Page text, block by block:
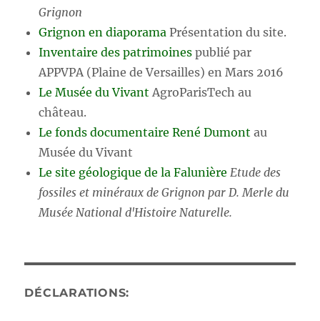
Grignon
Grignon en diaporama Présentation du site.
Inventaire des patrimoines publié par
APPVPA (Plaine de Versailles) en Mars 2016
Le Musée du Vivant AgroParisTech au
château.
Le fonds documentaire René Dumont au
Musée du Vivant
Le site géologique de la Falunière Etude des
fossiles et minéraux de Grignon par D. Merle du
Musée National d'Histoire Naturelle.
DÉCLARATIONS: